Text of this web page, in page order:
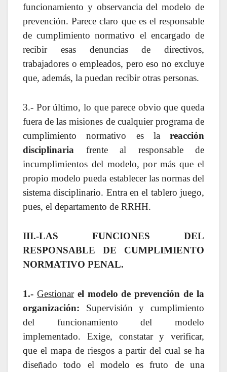
funcionamiento y observancia del modelo de
prevención. Parece claro que es el responsable
de cumplimiento normativo el encargado de
recibir esas denuncias de directivos,
trabajadores o empleados, pero eso no excluye
que, además, la puedan recibir otras personas.
3.- Por último, lo que parece obvio que queda
fuera de las misiones de cualquier programa de
cumplimiento normativo es la reacción
disciplinaria frente al responsable de
incumplimientos del modelo, por más que el
propio modelo pueda establecer las normas del
sistema disciplinario. Entra en el tablero juego,
pues, el departamento de RRHH.
III.-LAS FUNCIONES DEL
RESPONSABLE DE CUMPLIMIENTO
NORMATIVO PENAL.
1.- Gestionarel modelo de prevención de la
organización: Supervisión y cumplimiento
del funcionamiento del modelo
implementado. Exige, constatar y verificar,
que el mapa de riesgos a partir del cual se ha
diseñado todo el modelo es fruto de una